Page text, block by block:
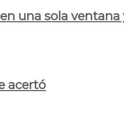
una sola
acertó